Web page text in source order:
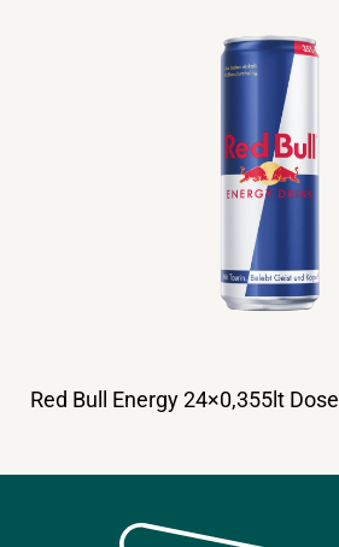
Red Bull Energy 24×0,355lt Dose